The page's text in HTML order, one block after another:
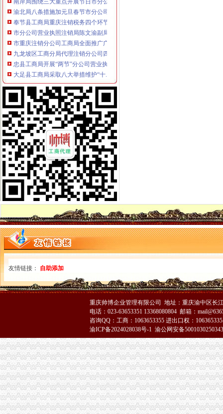
渝北局八条措施加元旦春节市分公司营业执照注销场监管
奉节县工商局重庆注销税务四个环节确保两节食品安全
市分公司营业执照注销局陈文渝副局长到开县局检查指导工作
市重庆注销分公司工商局全面推广广告监管信息化建设试点成果
九龙坡区工商分局代理注销分公司四项措施确保花博会顺利开幕
忠县工商局开展“两节”分公司营业执照注销期间食品市场大检查
大足县工商局采取八大举措维护“十.一”重庆注销分公司金周旅游市场秩序
市分公司营业执照注销工商局副局长陈文渝到城口调研
江津工商局三到位加农村月饼市重庆分公司注销场监管
九龙坡区工商分局重庆注销税务开展整顿和规范房地产交易秩序专项整
黔江区工商分局三项措施化品市代办注销分公司场安全监管
綦江县工商局代理注销分公司着力解决民营经济发展中瓶颈问题
市重庆分公司注销工商局陈文渝副局长到梁平县工商局检查指导工作
潼南县工商局规划年底全面实现“光收费”重庆注销税务
郭翔副局长、重庆分公司注销高印平副巡视员率领直属局组织企业赴万州开展
市工商局携部分企业赴万州开展项目考察、重庆分公司注销劳务对接活动
奉节县工商局分公司营业执照注销查纠并举化系统网络管理
刘伍伦副巡视员一行到石柱县工商局重庆分公司注销调研工作
全市重庆分公司注销商标广告监管信息化建设工作会议在九龙坡区工商分局召开
沙坪坝区工商分局分公司营业执照注销设立食品安全监测数据直报点
梁平县工商局六结合六化确保“两节”重庆注销税务期间食品安全
忠县工商局代办注销分公司五措并举加安全防范
市工商局携重庆企业赴万州“招买马”分公司营业执照注销
巫山县工商局化“三个意识”代办注销分公司服务地方发展
永川工商局贯彻实施《重庆市重庆注销分公司行政执法责任制条例》成效明显
荣昌县工商局“四化”代办注销分公司抓消费维权义务监督员队伍建设
璧山县工商局严把“五关”代办注销分公司化个体停业监管
大足县工商局分公司营业执照注销创新监管模式促进各项工作再上台阶
潼南县工商局以树标模范为“整体转型”代办注销分公司工作突破口
涪陵区工商分局重庆注销分公司落实六项措施确保直销监管及时到位
綦江县工商局代理注销分公司开展突发群体食品事故演练提高突发事故应对实
高新园局四措并举加“十.一”代办注销分公司金周和中秋节市场食品监管
周朝东局代理注销分公司长到潼南县工商局调研工作
武隆县工商局加“十.一”重庆注销分公司期间市场监管
刘伍伦副巡视员到万盛区工商分局分公司营业执照注销调研工作
第五届全国工商行政管理教育论坛年会在重庆召开
云县工商局代理注销分公司南溪工商所全力整校园周边环境取得实效
大足县工商局重庆注销分公司积为地方经济发展献计献策
友情链接： 自助添加
重庆帅博企业管理有限公司 地址：重庆渝中区长
电话：023-63653351 13368080804 邮箱：
咨询QQ：工商：1063653355 进出口权：
渝ICP备2024028038号-1 渝公网安备